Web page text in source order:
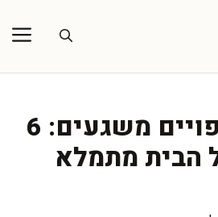
קישואים אפויים משגעים: 6
הבית מתמלא